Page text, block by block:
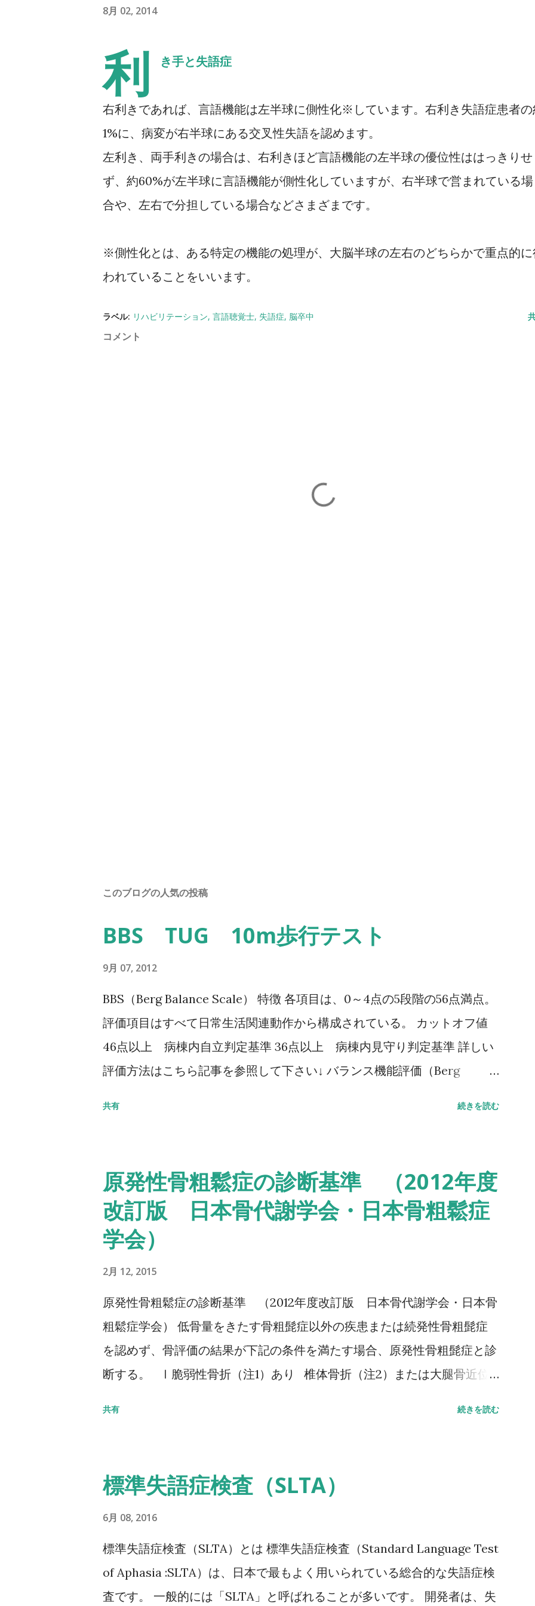
8月 02, 2014
利 き手と失語症
右利きであれば、言語機能は左半球に側性化※しています。右利き失語症患者
1%に、病変が右半球にある交叉性失語を認めます。
左利き、両手利きの場合は、右利きほど言語機能の左半球の優位性ははっきりせ
ず、約60%が左半球に言語機能が側性化していますが、右半球で営まれている場
合や、左右で分担している場合などさまざまです。
※側性化とは、ある特定の機能の処理が、大脳半球の左右のどちらかで重点的
われていることをいいます。
ラベル: リハビリテーション 言語聴覚士 失語症 脳卒中
コメント
このブログの人気の投稿
BBS TUG 10m歩行テスト
9月 07, 2012
BBS（Berg Balance Scale） 特徴 各項目は、0～4点の5段階の56点満点。
評価項目はすべて日常生活関連動作から構成されている。 カットオフ値
46点以上 病棟内自立判定基準 36点以上 病棟内見守り判定基準 詳しい
評価方法はこちら記事を参照して下さい↓ バランス機能評価（Berg
秒：屋外外出可能 30秒以上：日常生活動作に要介助 詳しい評価方法はこ
ちら記事を参照して下さい↓ タイムアップアンドゴーテスト TUG:Timed
Up & Go Test 10m歩行テスト 方法 助走路（各3m）を含めた約16m（直線
歩行路）を歩行し、定常歩行とみなせる10mの所要時間をストップウォッ
共有 続きを読む
原発性骨粗鬆症の診断基準 （2012年度
改訂版 日本骨代謝学会・日本骨粗鬆症
学会）
2月 12, 2015
原発性骨粗鬆症の診断基準 （2012年度改訂版 日本骨代謝学会・日本骨
粗鬆症学会） 低骨量をきたす骨粗髭症以外の疾患または続発性骨粗髭症
を認めず、骨評価の結果が下記の条件を満たす場合、原発性骨粗髭症と診
断する。 Ⅰ脆弱性骨折（注1）あり 椎体骨折（注2）または大腿骨近位
とは、立った姿勢からの転倒か、それ以下の外力をさす。 注2 形態椎体骨
折のうち、2／3は無症候性であることに留意するとともに、鑑別診断の観
点からも脊椎X線像を確認することが望ましい。 注3 そのほかの脆弱性骨
折：軽微な外力によって発生した非外傷性骨折で、骨折部位は肋骨、骨盤
（恥骨、坐骨、仙骨を含む）上腕骨近位部、焼骨遠位端、下腿骨。 注4 骨
共有 続きを読む
標準失語症検査（SLTA）
6月 08, 2016
標準失語症検査（SLTA）とは 標準失語症検査（Standard Language Test
of Aphasia :SLTA）は、日本で最もよく用いられている総合的な失語症検
査です。 一般的には「SLTA」と呼ばれることが多いです。 開発者は、失